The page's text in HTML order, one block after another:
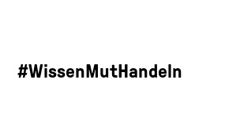
#WissenMutHandeln